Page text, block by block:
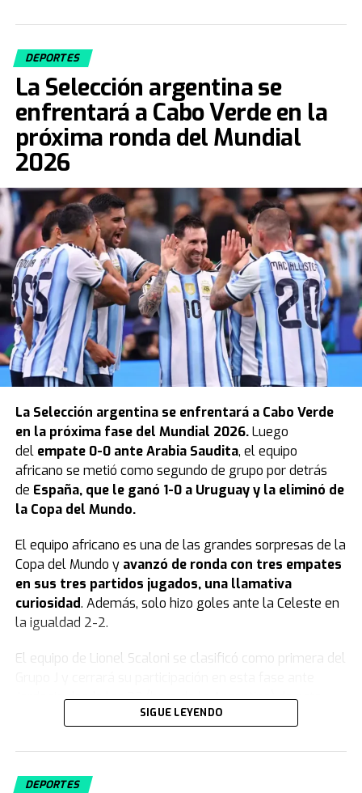
DEPORTES
La Selección argentina se
enfrentará a Cabo Verde en la
próxima ronda del Mundial
2026
La Selección argentinase enfrentará a Cabo Verde
en la próxima fase del Mundial 2026.Luego
del empate 0-0 ante Arabia Saudita, el equipo
africano se metió como segundo de grupo por detrás
de España, que le ganó 1-0 a Uruguay y la eliminó de
la Copa del Mundo.
El equipo africano es una de las grandes sorpresas de la
Copa del Mundo y avanzó de ronda con tres empates
en sus tres partidos jugados, una llamativa
curiosidad. Además, solo hizo goles ante la Celeste en
la igualdad 2-2.
El equipo de Lionel Scaloni se clasificó como primera del
Jordania desde las 23 (hora de la Argentina) de este
Uruguay quedó eliminado del Mundial
2026
SIGUE LEYENDO
DEPORTES